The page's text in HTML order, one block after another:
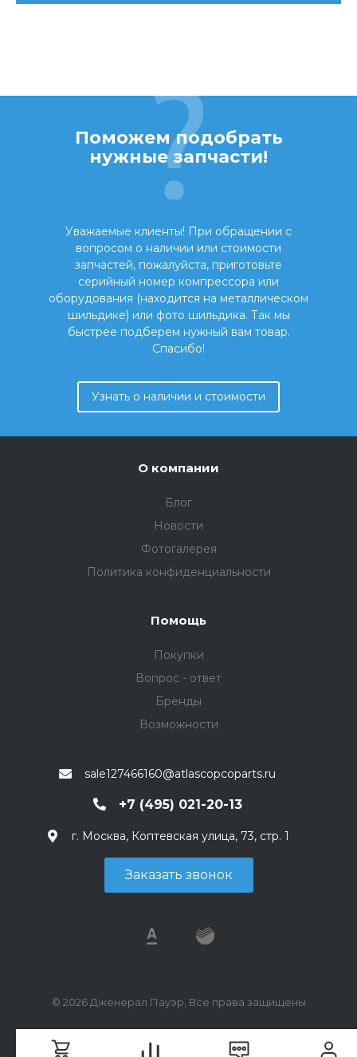
Поможем подобрать
нужные запчасти!
Уважаемые клиенты! При обращении с
вопросом о наличии или стоимости
запчастей, пожалуйста, приготовьте
серийный номер компрессора или
оборудования (находится на металлическом
шильдике) или фото шильдика. Так мы
быстрее подберем нужный вам товар.
Спасибо!
Узнать о наличии и стоимости
О компании
Блог
Новости
Фотогалерея
Политика конфиденциальности
Помощь
Покупки
Вопрос - ответ
Бренды
Возможности
sale127466160@atlascopcoparts.ru
+7 (495) 021-20-13
г. Москва, Коптевская улица, 73, стр. 1
Заказать звонок
© 2026 Дженерал Пауэр, Все права защищены